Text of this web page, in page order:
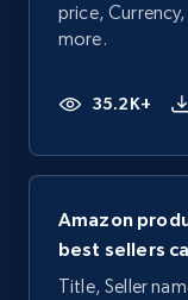
price,
more.
35.2K+
Amazon
best sellers
Title, Seller